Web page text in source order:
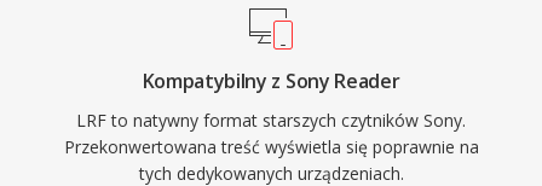
Kompatybilny z Sony Reader
LRF to natywny format starszych czytników Sony.
Przekonwertowana treść wyświetla się poprawnie na
tych dedykowanych urządzeniach.